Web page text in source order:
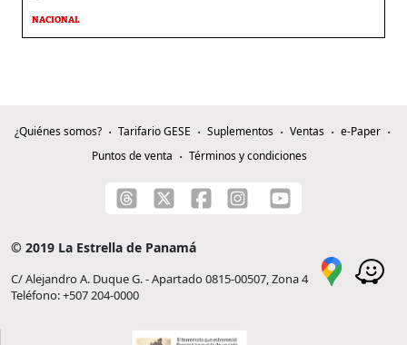
NACIONAL
¿Quiénes somos? Tarifario GESE Suplementos Ventas
e-Paper
Puntos de venta
Términos y condiciones
© 2019 La Estrella de Panamá
C/ Alejandro A. Duque G. - Apartado 0815-00507, Zona 4
Teléfono: +507 204-0000